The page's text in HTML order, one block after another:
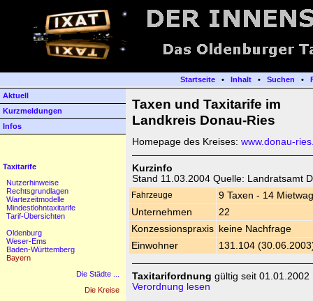
Startseite• Inhalt• Suchen •
Aktuell
Kurzmeldungen
Infos
Taxitarife
Nutzerhinweise
Rechtsgrundlagen
Wartezeitmodelle
Mindestlohntaxitarife
Tarif-Übersichten
Oldenburg
Weser-Ems
Baden-Württemberg
Bayern
Die Städte ...
Die Kreise
Taxen und Taxitarife im
Landkreis Donau-Ries
Homepage des Kreises: www.donau-
Kurzinfo
Stand 11.03.2004 Quelle: Landratsamt
Fahrzeuge
9 Taxen - 14
Unternehmen
22
Konzessionspraxis
keine Nachfrage
Einwohner
131.104
Taxitarifordnung gültig seit 01.01.2002
Verordnung lesen